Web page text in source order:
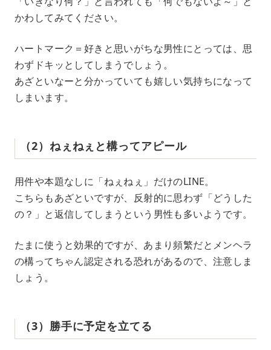
かわしてみてください。
ハートマーク＝好きと思いがちな男性にとっては、思
わずドキッとしてしまうでしょう。
あざといなーと分かっていても嬉しい気持ちになって
しまいます。
（2）ねぇねぇと構ってアピール
用件や本題なしに「ねぇねぇ」だけのLINE。
こちらもあざといですが、反射的に思わず「どうした
の？」と返信してしまうという男性も多いようです。
たまに使うと効果的ですが、あまり頻繁だとメンヘラ
の構ってちゃん認定される恐れがあるので、注意しま
しょう。
（3）勝手に予定を立てる